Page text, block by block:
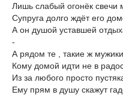
Лишь слабый огонёк свечи
Супруга долго ждёт его
А он душой уставшей
-
А рядом те , такие ж мужики
Кому домой идти не в
Из за любого просто
Ему прям в душу скажут